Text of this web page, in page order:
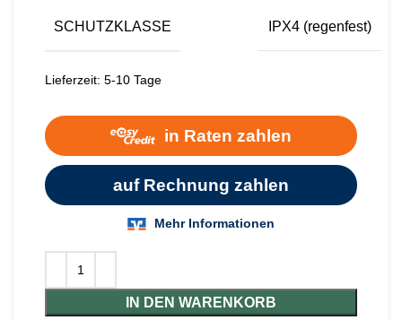
SCHUTZKLASSE IPX4 (regenfest)
Lieferzeit: 5-10 Tage
IN DEN WARENKORB